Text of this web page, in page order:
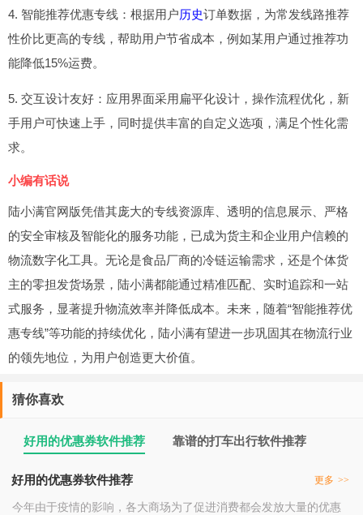
4. 智能推荐优惠专线：根据用户历史订单数据，为常发线路推荐
性价比更高的专线，帮助用户节省成本，例如某用户通过推荐功
能降低15%运费。
5. 交互设计友好：应用界面采用扁平化设计，操作流程优化，新
手用户可快速上手，同时提供丰富的自定义选项，满足个性化需
求。
小编有话说
陆小满官网版凭借其庞大的专线资源库、透明的信息展示、严格
的安全审核及智能化的服务功能，已成为货主和企业用户信赖的
物流数字化工具。无论是食品厂商的冷链运输需求，还是个体货
主的零担发货场景，陆小满都能通过精准匹配、实时追踪和一站
式服务，显著提升物流效率并降低成本。未来，随着“智能推荐优
惠专线”等功能的持续优化，陆小满有望进一步巩固其在物流行业
的领先地位，为用户创造更大价值。
猜你喜欢
好用的优惠券软件推荐 靠谱的打车出行软件推荐
好用的优惠券软件推荐 更多 >>
今年由于疫情的影响，各大商场为了促进消费都会发放大量的优惠